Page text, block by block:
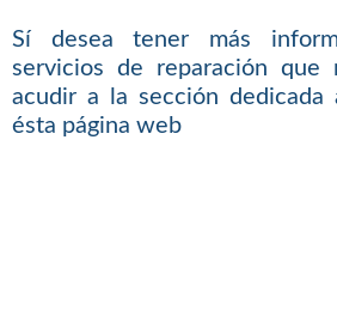
Sí desea tener más
servicios de reparación que
acudir a la sección dedicada
ésta página web